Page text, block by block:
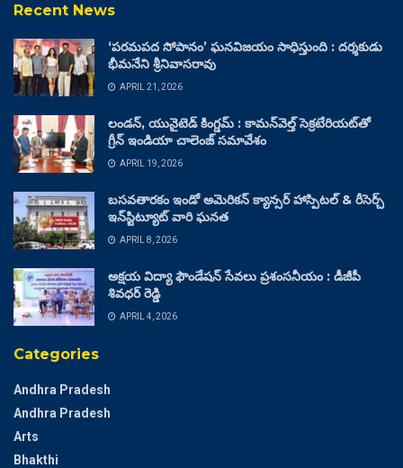
Recent News
‘పరమపద సోపానం’ ఘనవిజయం సాధిస్తుంది : దర్శకుడు
భీమనేని శ్రీనివాసరావు
APRIL 21, 2026
లండన్, యునైటెడ్ కింగ్డమ్ : కామన్‌వెల్త్ సెక్రటేరియట్‌తో
గ్రీన్ ఇండియా చాలెంజ్ సమావేశం
APRIL 19, 2026
బసవతారకం ఇండో అమెరికన్ క్యాన్సర్ హాస్పిటల్ & రీసెర్చ్
ఇన్‌స్టిట్యూట్ వారి ఘనత
APRIL 8, 2026
అక్షయ విద్యా ఫౌండేషన్ సేవలు ప్రశంసనీయం : డీజీపీ
శివధర్ రెడ్డి
APRIL 4, 2026
Categories
Andhra Pradesh
Andhra Pradesh
Arts
Bhakthi